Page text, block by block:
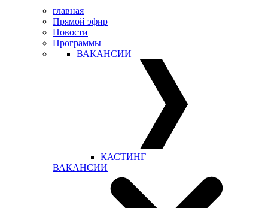
главная
Прямой эфир
Новости
Программы
ВАКАНСИИ
КАСТИНГ
ВАКАНСИИ